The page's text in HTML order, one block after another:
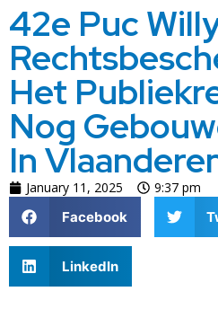
42e Puc
Het
Nog
In
January 11, 2025
9:37 pm
Facebook
LinkedIn